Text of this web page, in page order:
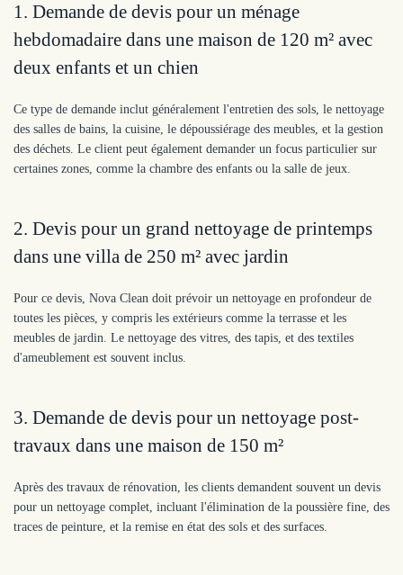
1. Demande de devis pour un ménage
hebdomadaire dans une maison de 120 m² avec
deux enfants et un chien
Ce type de demande inclut généralement l'entretien des sols, le nettoyage
des salles de bains, la cuisine, le dépoussiérage des meubles, et la gestion
des déchets. Le client peut également demander un focus particulier sur
certaines zones, comme la chambre des enfants ou la salle de jeux.
2. Devis pour un grand nettoyage de printemps
dans une villa de 250 m² avec jardin
Pour ce devis, Nova Clean doit prévoir un nettoyage en profondeur de
toutes les pièces, y compris les extérieurs comme la terrasse et les
meubles de jardin. Le nettoyage des vitres, des tapis, et des textiles
d'ameublement est souvent inclus.
3. Demande de devis pour un nettoyage post-
travaux dans une maison de 150 m²
Après des travaux de rénovation, les clients demandent souvent un devis
pour un nettoyage complet, incluant l'élimination de la poussière fine, des
traces de peinture, et la remise en état des sols et des surfaces.